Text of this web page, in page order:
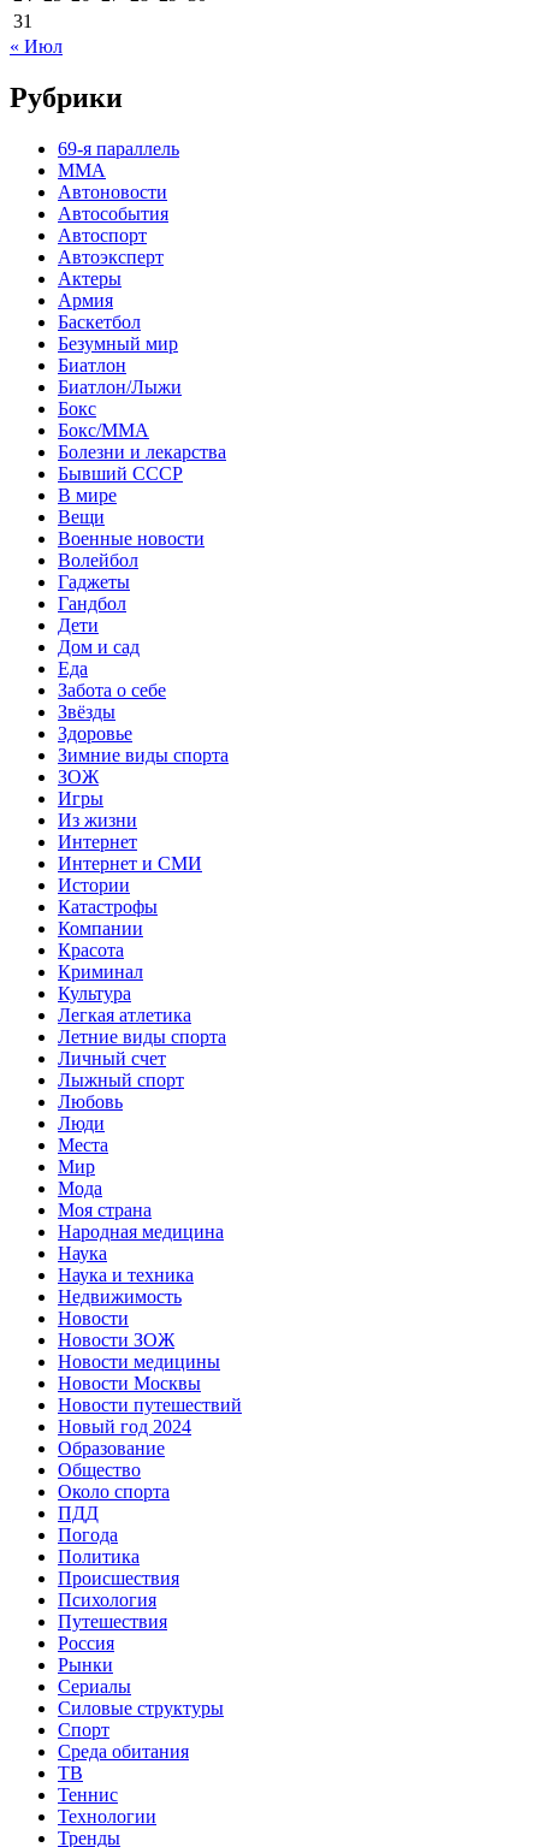
31
« Июл
Рубрики
69-я параллель
MMA
Автоновости
Автособытия
Автоспорт
Автоэксперт
Актеры
Армия
Баскетбол
Безумный мир
Биатлон
Биатлон/Лыжи
Бокс
Бокс/MMA
Болезни и лекарства
Бывший СССР
В мире
Вещи
Военные новости
Волейбол
Гаджеты
Гандбол
Дети
Дом и сад
Еда
Забота о себе
Звёзды
Здоровье
Зимние виды спорта
ЗОЖ
Игры
Из жизни
Интернет
Интернет и СМИ
Истории
Катастрофы
Компании
Красота
Криминал
Культура
Легкая атлетика
Летние виды спорта
Личный счет
Лыжный спорт
Любовь
Люди
Места
Мир
Мода
Моя страна
Народная медицина
Наука
Наука и техника
Недвижимость
Новости
Новости ЗОЖ
Новости медицины
Новости Москвы
Новости путешествий
Новый год 2024
Образование
Общество
Около спорта
ПДД
Погода
Политика
Происшествия
Психология
Путешествия
Россия
Рынки
Сериалы
Силовые структуры
Спорт
Среда обитания
ТВ
Теннис
Технологии
Тренды